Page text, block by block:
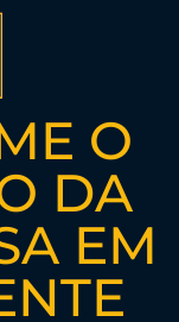
O
DA
EM